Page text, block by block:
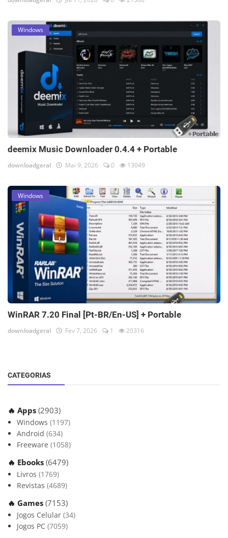
Windows
deemix Music Downloader 0.4.4 + Portable
downloadgeral Mai 9, 2026 0 13049
Windows
WinRAR 7.20 Final [Pt-BR/En-US] + Portable
downloadgeral Fev 7, 2026 1 20316
CATEGORIAS
🔥 Apps (2903)
Windows (1197)
Android (634)
Freeware (1058)
🔥 Ebooks (6479)
Livros (1769)
Revistas (4689)
🔥 Games (7153)
Jogos Celular (34)
Jogos PC (7059)